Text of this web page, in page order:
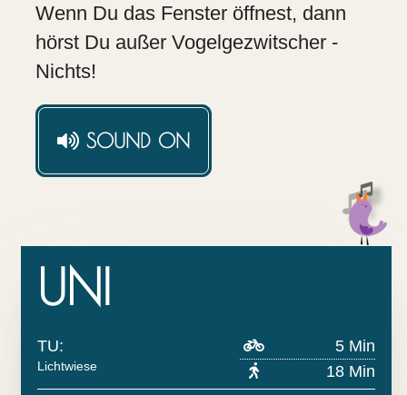
Wenn Du das Fenster öffnest, dann
hörst Du außer Vogelgezwitscher -
Nichts!
SOUND ON
UNI
TU:
Lichtwiese
5 Min
18 Min